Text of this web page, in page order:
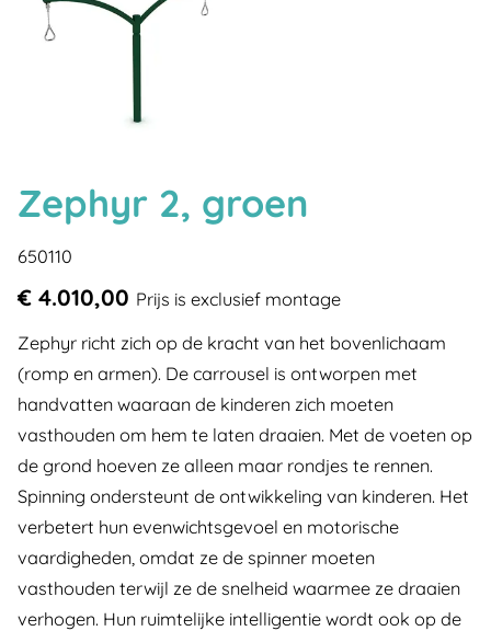
Zephyr 2, groen
650110
€ 4.010,00 Prijs is exclusief montage
Zephyr richt zich op de kracht van het bovenlichaam
(romp en armen). De carrousel is ontworpen met
handvatten waaraan de kinderen zich moeten
vasthouden om hem te laten draaien. Met de voeten op
de grond hoeven ze alleen maar rondjes te rennen.
Spinning ondersteunt de ontwikkeling van kinderen. Het
verbetert hun evenwichtsgevoel en motorische
vaardigheden, omdat ze de spinner moeten
vasthouden terwijl ze de snelheid waarmee ze draaien
verhogen. Hun ruimtelijke intelligentie wordt ook op de